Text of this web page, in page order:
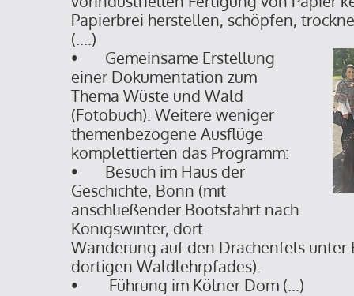
Papierbrei herstellen, schöpfen,
(....)
• Gemeinsame Erstellung
einer Dokumentation zum
Thema Wüste und Wald
(Fotobuch). Weitere weniger
themenbezogene Ausflüge
komplettierten das Programm:
• Besuch im Haus der
Geschichte, Bonn (mit
anschließender Bootsfahrt nach
Königswinter, dort
Wanderung auf den Drachenfels unter
dortigen Waldlehrpfades).
• Führung im Kölner Dom (...)